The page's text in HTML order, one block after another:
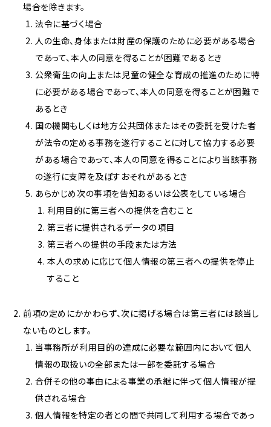
場合を除きます。
法令に基づく場合
人の生命、身体または財産の保護のために必要がある場合
であって、本人の同意を得ることが困難であるとき
公衆衛生の向上または児童の健全な育成の推進のために特
に必要がある場合であって、本人の同意を得ることが困難で
あるとき
国の機関もしくは地方公共団体またはその委託を受けた者
が法令の定める事務を遂行することに対して協力する必要
がある場合であって、本人の同意を得ることにより当該事務
の遂行に支障を及ぼすおそれがあるとき
あらかじめ次の事項を告知あるいは公表をしている場合
利用目的に第三者への提供を含むこと
第三者に提供されるデータの項目
第三者への提供の手段または方法
本人の求めに応じて個人情報の第三者への提供を停止
すること
前項の定めにかかわらず、次に掲げる場合は第三者には該当し
ないものとします。
当事務所が利用目的の達成に必要な範囲内において個人
情報の取扱いの全部または一部を委託する場合
合併その他の事由による事業の承継に伴って個人情報が提
供される場合
個人情報を特定の者との間で共同して利用する場合であっ